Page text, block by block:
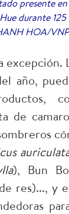
presente
durante 125
HOA/VNP
excepción.
año,
de
), Bun
res)..., y